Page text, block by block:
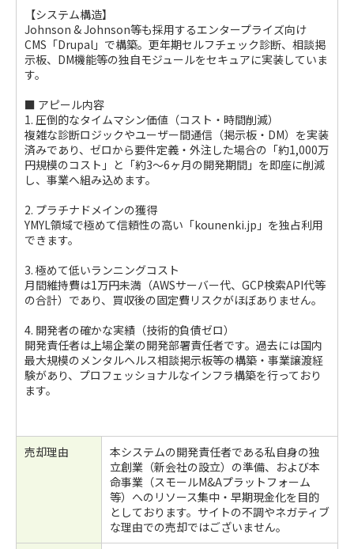
【システム構造】
Johnson & Johnson等も採用するエンタープライズ向け
CMS「Drupal」で構築。更年期セルフチェック診断、相談掲
示板、DM機能等の独自モジュールをセキュアに実装していま
す。
■ アピール内容
1. 圧倒的なタイムマシン価値（コスト・時間削減）
複雑な診断ロジックやユーザー間通信（掲示板・DM）を実装
済みであり、ゼロから要件定義・外注した場合の「約1,000万
円規模のコスト」と「約3〜6ヶ月の開発期間」を即座に削減
し、事業へ組み込めます。
2. プラチナドメインの獲得
YMYL領域で極めて信頼性の高い「kounenki.jp」を独占利用
できます。
3. 極めて低いランニングコスト
月間維持費は1万円未満（AWSサーバー代、GCP検索API代等
の合計）であり、買収後の固定費リスクがほぼありません。
4. 開発者の確かな実績（技術的負債ゼロ）
開発責任者は上場企業の開発部署責任者です。過去には国内
最大規模のメンタルヘルス相談掲示板等の構築・事業譲渡経
験があり、プロフェッショナルなインフラ構築を行っており
ます。
売却理由
本システムの開発責任者である私自身の独
立創業（新会社の設立）の準備、および本
命事業（スモールM&Aプラットフォーム
等）へのリソース集中・早期現金化を目的
としております。サイトの不調やネガティブ
な理由での売却ではございません。